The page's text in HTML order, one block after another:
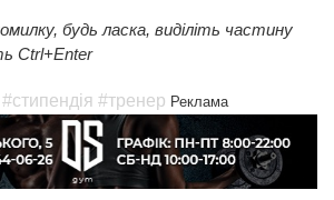
будь ласка, виділіть частину
Ctrl+Enter
#стипендія #тренер Реклама